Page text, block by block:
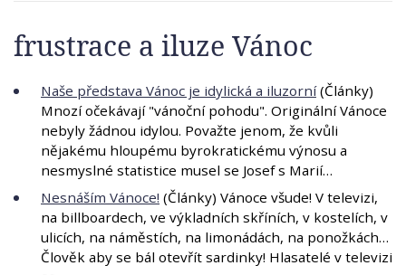
frustrace a iluze Vánoc
Naše představa Vánoc je idylická a iluzorní(Články)
Mnozí očekávají "vánoční pohodu". Originální Vánoce
nebyly žádnou idylou. Považte jenom, že kvůli
nějakému hloupému byrokratickému výnosu a
nesmyslné statistice musel se Josef s Marií…
Nesnáším Vánoce! (Články) Vánoce všude! V televizi,
na billboardech, ve výkladních skříních, v kostelích, v
ulicích, na náměstích, na limonádách, na ponožkách…
Člověk aby se bál otevřít sardinky! Hlasatelé v televizi